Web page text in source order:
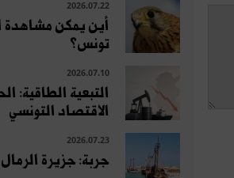
2026.07.22
أين يمكن مشاهدة
تونس؟
2026.07.10
التبعية الطاقية:
الاقتصاد التونسي
2026.07.23
جربة: جزيرة